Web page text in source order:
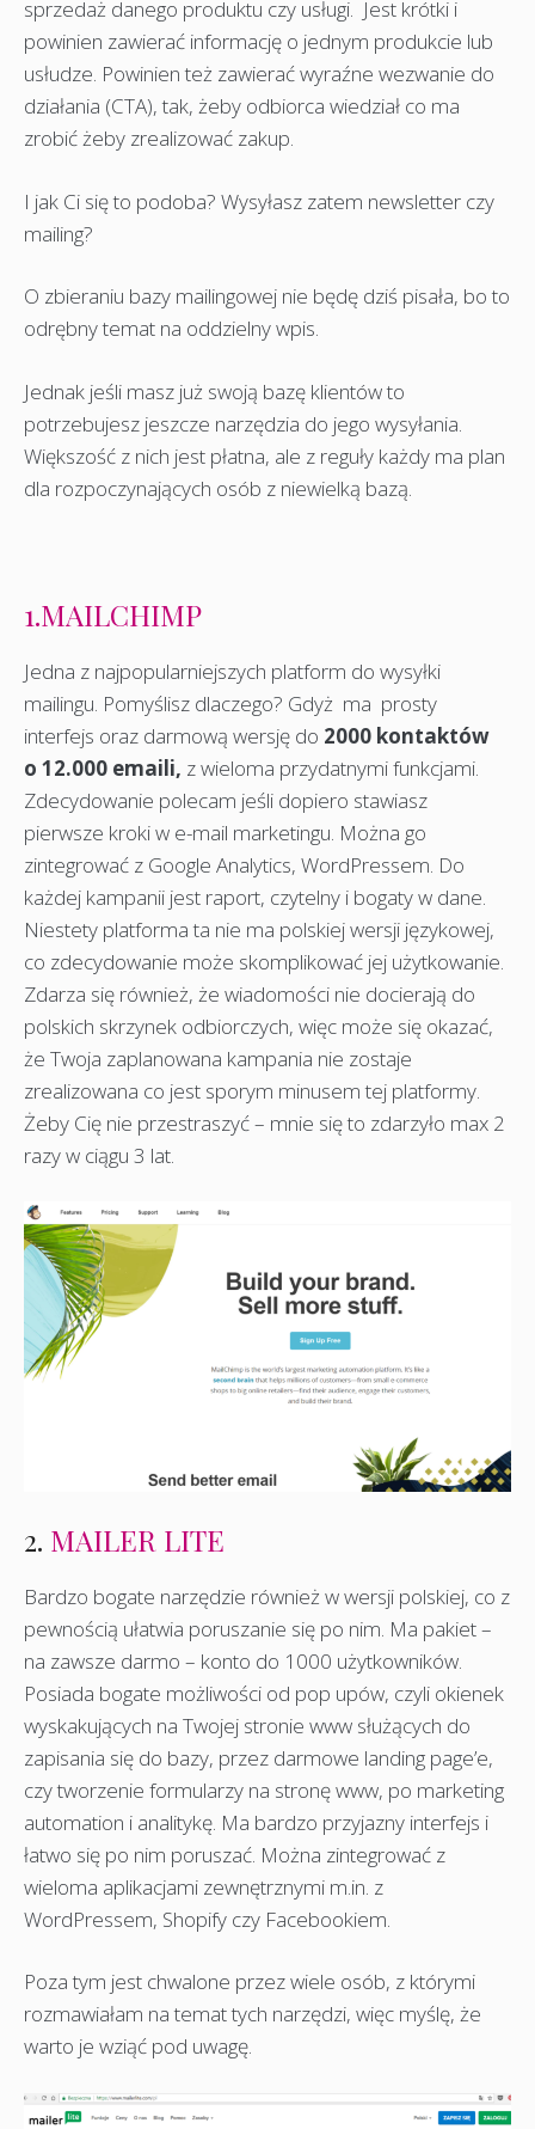
sprzedaż danego produktu czy usługi. Jest krótki i
powinien zawierać informację o jednym produkcie lub
usłudze. Powinien też zawierać wyraźne wezwanie do
działania (CTA), tak, żeby odbiorca wiedział co ma
zrobić żeby zrealizować zakup.
I jak Ci się to podoba? Wysyłasz zatem newsletter czy
mailing?
O zbieraniu bazy mailingowej nie będę dziś pisała, bo to
odrębny temat na oddzielny wpis.
Jednak jeśli masz już swoją bazę klientów to
potrzebujesz jeszcze narzędzia do jego wysyłania.
Większość z nich jest płatna, ale z reguły każdy ma plan
dla rozpoczynających osób z niewielką bazą.
1.MAILCHIMP
Jedna z najpopularniejszych platform do wysyłki
mailingu. Pomyślisz dlaczego? Gdyż ma prosty
interfejs oraz darmową wersję do 2000 kontaktów
o 12.000 emaili, z wieloma przydatnymi funkcjami.
Zdecydowanie polecam jeśli dopiero stawiasz
pierwsze kroki w e-mail marketingu. Można go
zintegrować z Google Analytics, WordPressem. Do
każdej kampanii jest raport, czytelny i bogaty w dane.
Niestety platforma ta nie ma polskiej wersji językowej,
co zdecydowanie może skomplikować jej użytkowanie.
Zdarza się również, że wiadomości nie docierają do
polskich skrzynek odbiorczych, więc może się okazać,
że Twoja zaplanowana kampania nie zostaje
zrealizowana co jest sporym minusem tej platformy.
Żeby Cię nie przestraszyć – mnie się to zdarzyło max 2
razy w ciągu 3 lat.
2. MAILER LITE
Bardzo bogate narzędzie również w wersji polskiej, co z
pewnością ułatwia poruszanie się po nim. Ma pakiet –
na zawsze darmo – konto do 1000 użytkowników.
Posiada bogate możliwości od pop upów, czyli okienek
wyskakujących na Twojej stronie www służących do
zapisania się do bazy, przez darmowe landing page’e,
czy tworzenie formularzy na stronę www, po marketing
automation i analitykę. Ma bardzo przyjazny interfejs i
łatwo się po nim poruszać. Można zintegrować z
wieloma aplikacjami zewnętrznymi m.in. z
WordPressem, Shopify czy Facebookiem.
Poza tym jest chwalone przez wiele osób, z którymi
rozmawiałam na temat tych narzędzi, więc myślę, że
warto je wziąć pod uwagę.